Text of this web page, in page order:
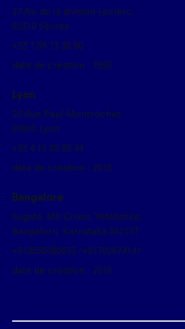
27 Av, de la division Leclerc,
92310 Sèvres
+33 1 59 13 36 00
date de création : 1993
Lyon
23 Rue Paul Montrochet,
69002 Lyon
+33 4 12 05 85 44
date de création : 2019
Bangalore
Sugata, 6th Cross, Yelahanka,
Bengaluru, Karnataka 562157
+918550080033 /+91702674141
date de création : 2016